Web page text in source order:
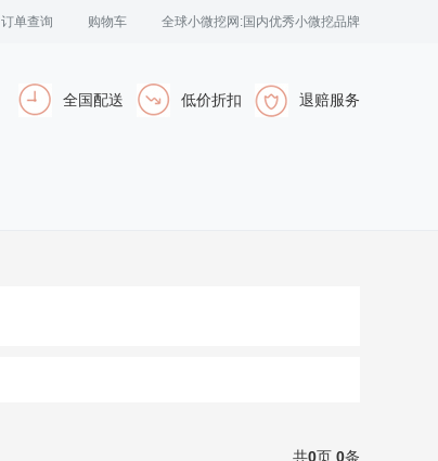
订单查询 购物车 全球小微挖网:国内优秀小微挖品牌
全国配送 低价折扣 退赔服务
共0页 0条